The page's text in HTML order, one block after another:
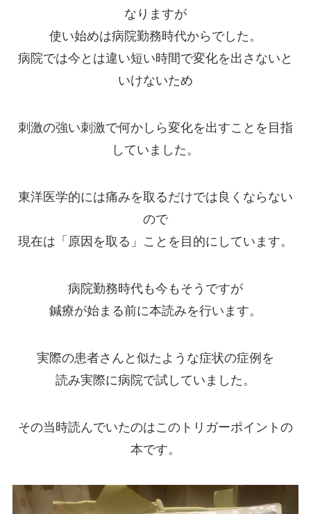
なりますが
使い始めは病院勤務時代からでした。
病院では今とは違い短い時間で変化を出さないと
いけないため
刺激の強い刺激で何かしら変化を出すことを目指
していました。
東洋医学的には痛みを取るだけでは良くならない
ので
現在は「原因を取る」ことを目的にしています。
病院勤務時代も今もそうですが
鍼療が始まる前に本読みを行います。
実際の患者さんと似たような症状の症例を
読み実際に病院で試していました。
その当時読んでいたのはこのトリガーポイントの
本です。